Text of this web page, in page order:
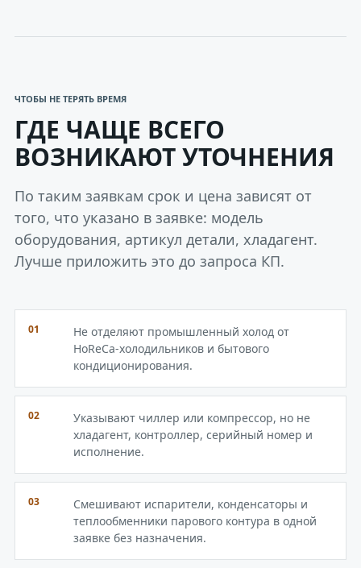
ЧТОБЫ НЕ ТЕРЯТЬ ВРЕМЯ
ГДЕ ЧАЩЕ ВСЕГО
ВОЗНИКАЮТ УТОЧНЕНИЯ
По таким заявкам срок и цена зависят от
того, что указано в заявке: модель
оборудования, артикул детали, хладагент.
Лучше приложить это до запроса КП.
01
Не отделяют промышленный холод от
HoReCa-холодильников и бытового
кондиционирования.
02
Указывают чиллер или компрессор, но не
хладагент, контроллер, серийный номер и
исполнение.
03
Смешивают испарители, конденсаторы и
теплообменники парового контура в одной
заявке без назначения.